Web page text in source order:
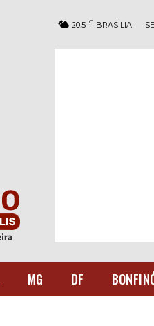
20.5 C BRASÍLIA
MG DF